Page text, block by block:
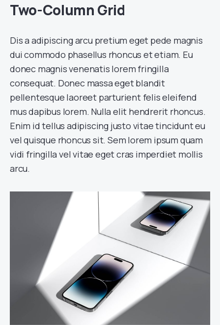
Two-Column Grid
Dis a adipiscing arcu pretium eget pede magnis
dui commodo phasellus rhoncus et etiam. Eu
donec magnis venenatis lorem fringilla
consequat. Donec massa eget blandit
pellentesque laoreet parturient felis eleifend
mus dapibus lorem. Nulla elit hendrerit rhoncus.
Enim id tellus adipiscing justo vitae tincidunt eu
vel quisque rhoncus sit. Sem lorem ipsum quam
vidi fringilla vel vitae eget cras imperdiet mollis
arcu.